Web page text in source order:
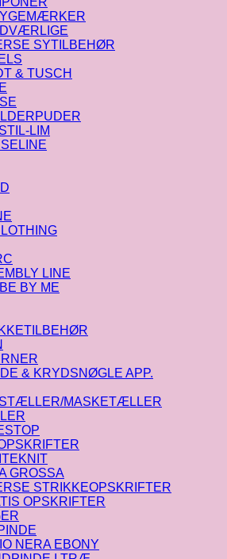
SYTILBEHØR
& TUSCH
LIM
LINE
BY ME
& KRYDSNØGLE APP.
MASKETÆLLER
GROSSA
STRIKKEOPSKRIFTER
OPSKRIFTER
NERA EBONY